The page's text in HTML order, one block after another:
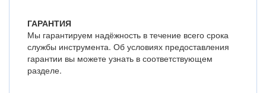
ГАРАНТИЯ
Мы гарантируем надёжность в течение всего срока
службы инструмента. Об условиях предоставления
гарантии вы можете узнать в соответствующем
разделе.